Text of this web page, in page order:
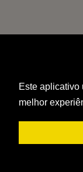
Este aplicativo
melhor